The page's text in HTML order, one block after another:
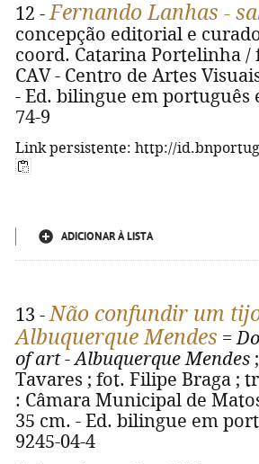
12 -Fernando Lanhas -
concepção editorial e
coord. Catarina Portelinha /
CAV - Centro de Artes
- Ed. bilingue em português
74-9
Link persistente: http://
ADICIONAR À LISTA
13 -Não confundir um
Albuquerque Mendes =
of art - Albuquerque Mendes
Tavares ; fot. Filipe Braga ;
: Câmara Municipal de
35 cm. - Ed. bilingue em
9245-04-4